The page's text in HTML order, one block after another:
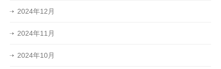
2024年12月
2024年11月
2024年10月